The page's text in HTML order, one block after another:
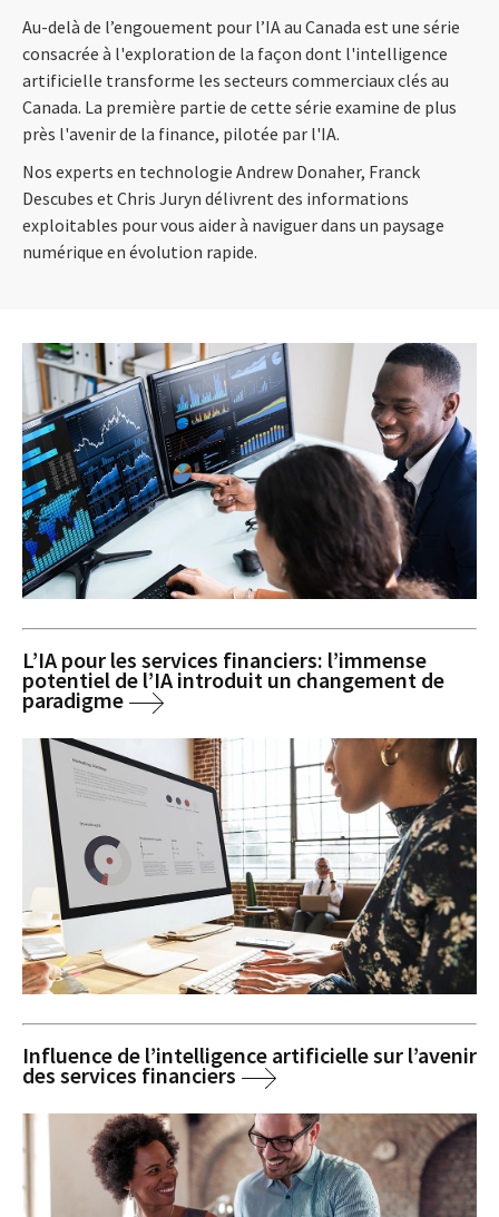
Au-delà de l’engouement pour l’IA au Canada est une série
consacrée à l'exploration de la façon dont l'intelligence
artificielle transforme les secteurs commerciaux clés au
Canada. La première partie de cette série examine de plus
près l'avenir de la finance, pilotée par l'IA.
Nos experts en technologie Andrew Donaher, Franck
Descubes et Chris Juryn délivrent des informations
exploitables pour vous aider à naviguer dans un paysage
numérique en évolution rapide.
L’IA pour les services financiers: l’immense
potentiel de l’IA introduit un changement de
paradigme
Influence de l’intelligence artificielle sur l’avenir
des services financiers